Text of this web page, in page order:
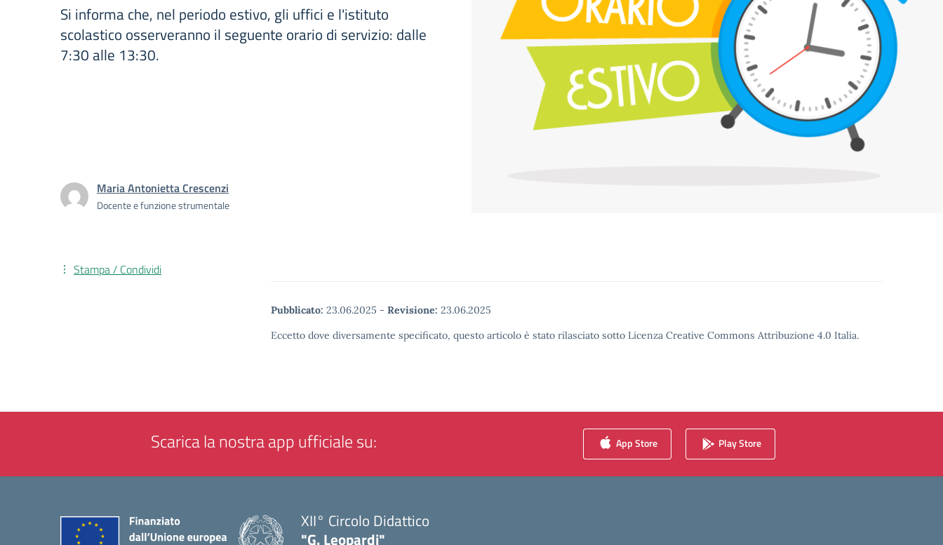
Si informa che, nel periodo estivo, gli uffici e l'istituto
scolastico osserveranno il seguente orario di servizio: dalle
7:30 alle 13:30.
Maria Antonietta Crescenzi
Docente e funzione strumentale
Pubblicato: 23.06.2025 - Revisione: 23.06.2025
Eccetto dove diversamente specificato, questo articolo è stato rilasciato sotto Licenza Creative Commons Attribuzione 4.0 Italia.
Stampa / Condividi
Scarica la nostra app ufficiale su: App Store Play Store
XII° Circolo Didattico
"G. Leopardi"